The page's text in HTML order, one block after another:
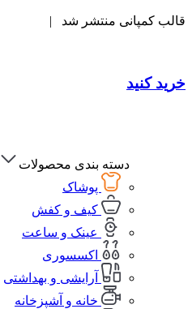
قالب کمپانی منتشر شد |
خرید کنید
دسته بندی محصولات
پوشاک
کیف و کفش
عینک و ساعت
اکسسوری
آرایشی و بهداشتی
خانه و آشپزخانه